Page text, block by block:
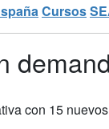
Cursos
con 15